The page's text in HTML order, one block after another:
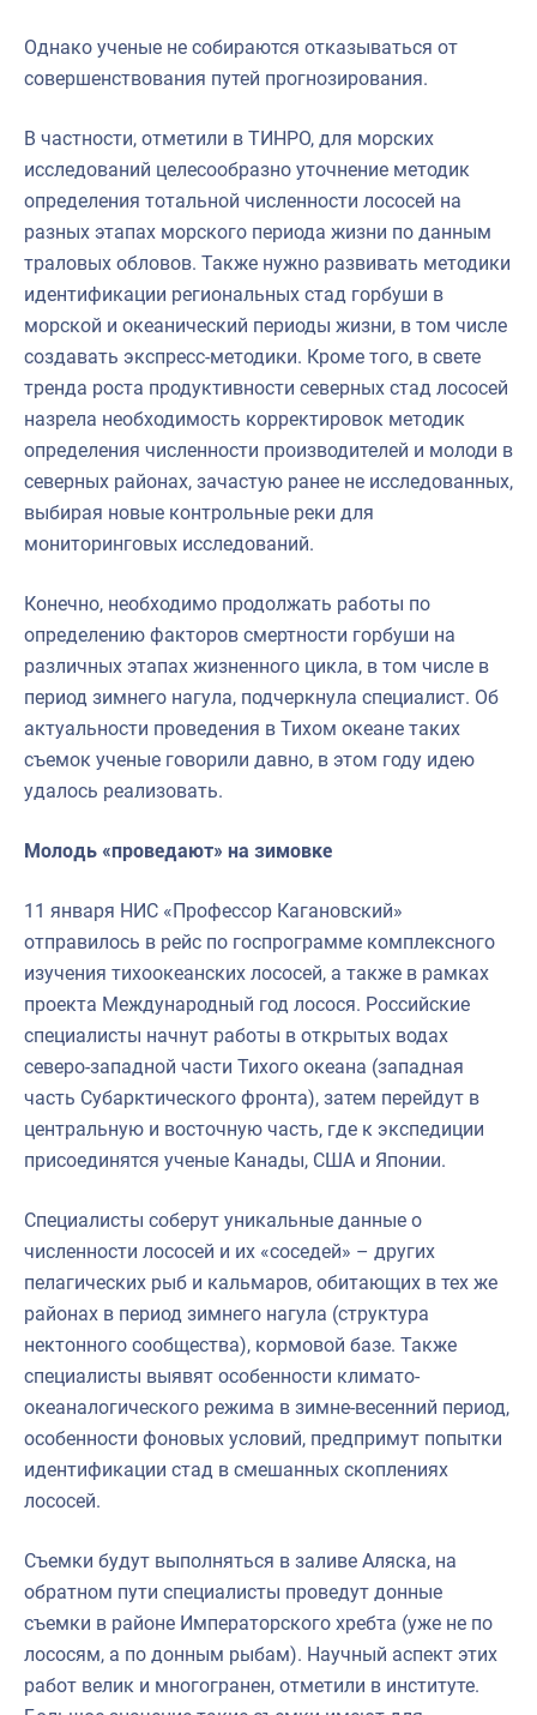
Однако ученые не собираются отказываться от
совершенствования путей прогнозирования.
В частности, отметили в ТИНРО, для морских
исследований целесообразно уточнение методик
определения тотальной численности лососей на
разных этапах морского периода жизни по данным
траловых обловов. Также нужно развивать методики
идентификации региональных стад горбуши в
морской и океанический периоды жизни, в том числе
создавать экспресс-методики. Кроме того, в свете
тренда роста продуктивности северных стад лососей
назрела необходимость корректировок методик
определения численности производителей и молоди в
северных районах, зачастую ранее не исследованных,
выбирая новые контрольные реки для
мониторинговых исследований.
Конечно, необходимо продолжать работы по
определению факторов смертности горбуши на
различных этапах жизненного цикла, в том числе в
период зимнего нагула, подчеркнула специалист. Об
актуальности проведения в Тихом океане таких
съемок ученые говорили давно, в этом году идею
удалось реализовать.
Молодь «проведают» на зимовке
11 января НИС «Профессор Кагановский»
отправилось в рейс по госпрограмме комплексного
изучения тихоокеанских лососей, а также в рамках
проекта Международный год лосося. Российские
специалисты начнут работы в открытых водах
северо-западной части Тихого океана (западная
часть Субарктического фронта), затем перейдут в
центральную и восточную часть, где к экспедиции
присоединятся ученые Канады, США и Японии.
Специалисты соберут уникальные данные о
численности лососей и их «соседей» – других
пелагических рыб и кальмаров, обитающих в тех же
районах в период зимнего нагула (структура
нектонного сообщества), кормовой базе. Также
специалисты выявят особенности климато-
океаналогического режима в зимне-весенний период,
особенности фоновых условий, предпримут попытки
идентификации стад в смешанных скоплениях
лососей.
Съемки будут выполняться в заливе Аляска, на
обратном пути специалисты проведут донные
съемки в районе Императорского хребта (уже не по
лососям, а по донным рыбам). Научный аспект этих
работ велик и многогранен, отметили в институте.